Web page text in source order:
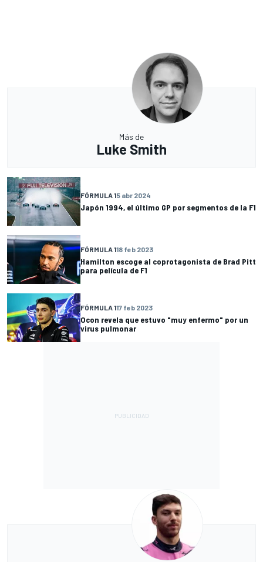
Más de
Luke Smith
FÓRMULA 15 abr 2024
Japón 1994, el último GP por segmentos de la F1
FÓRMULA 118 feb 2023
Hamilton escoge al coprotagonista de Brad Pitt
para película de F1
FÓRMULA 117 feb 2023
Ocon revela que estuvo "muy enfermo" por un
virus pulmonar